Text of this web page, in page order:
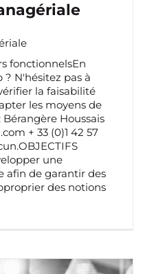
fonctionnelsEn
N'hésitez pas à
la faisabilité
les moyens de
Houssais
+ 33 (0)1 42 57
une
afin de garantir des
des notions